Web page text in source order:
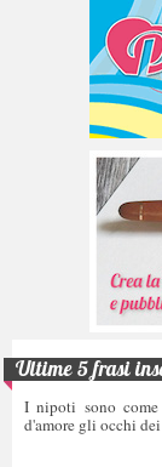
Ultime 5 frasi
I nipoti sono
d'amore gli occhi